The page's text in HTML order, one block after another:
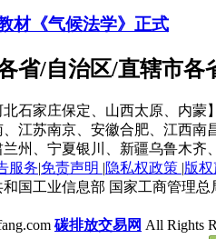
材《气候法学》正式
省/自治区/直辖市
石家庄保定、山西太原、内蒙】
江苏南京、安徽合肥、江西南
州、宁夏银川、新疆乌鲁木齐
服务|免责声明 |隐私权政策 |版权
国工业信息部 国家工商管理
碳排放交易网 All Rights